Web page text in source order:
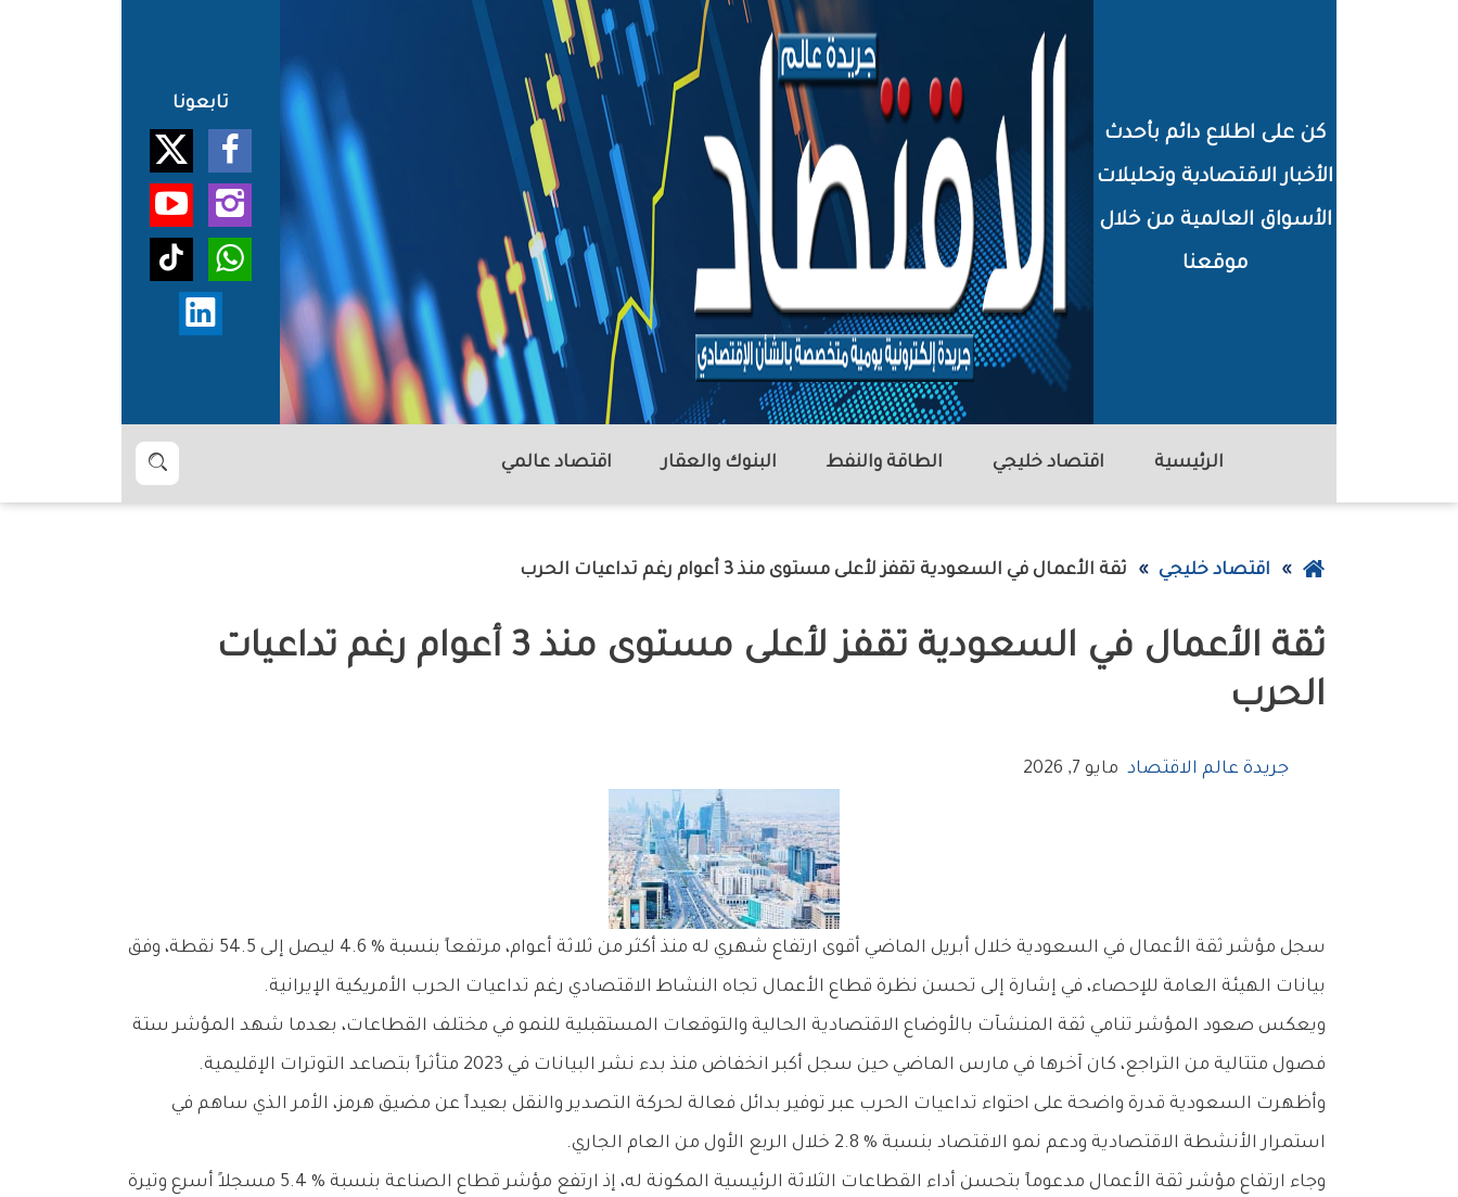
كن على اطلاع دائم بأحدث
الأخبار الاقتصادية وتحليلات
الأسواق العالمية من خلال
موقعنا
تابعونا
الرئيسية اقتصاد خليجي الطاقة والنفط البنوك والعقار اقتصاد عالمي بحث
عودة
الصفحة
الرئيسية
اقتصاد خليجي ثقة‭ ‬الأعمال‭ ‬في‭ ‬السعودية‭ ‬تقفز‭ ‬لأعلى‭ ‬مستوى‭ ‬منذ‭ ‬3‭ ‬أعوام‭ ‬رغم‭ ‬تداعيات‭ ‬الحرب
‬الحرب
جريدة عالم الاقتصاد مايو 7, 2026
‬بيانات‭ ‬الهيئة‭ ‬العامة‭ ‬للإحصاء،‭ ‬في‭ ‬إشارة‭ ‬إلى‭ ‬تحسن‭ ‬نظرة‭ ‬قطاع‭ ‬الأعمال‭ ‬تجاه‭ ‬النشاط‭ ‬الاقتصادي‭ ‬رغم‭ ‬تداعيات‭ ‬الحرب‭ ‬الأمريكية‭ ‬الإيرانية‭.‬
‬فصول‭ ‬متتالية‭ ‬من‭ ‬التراجع،‭ ‬كان‭ ‬آخرها‭ ‬في‭ ‬مارس‭ ‬الماضي‭ ‬حين‭ ‬سجل‭ ‬أكبر‭ ‬انخفاض‭ ‬منذ‭ ‬بدء‭ ‬نشر‭ ‬البيانات‭ ‬في‭ ‬2023‭ ‬متأثراً‭ ‬بتصاعد‭ ‬التوترات‭ ‬الإقليمية‭.‬
‬استمرار‭ ‬الأنشطة‭ ‬الاقتصادية‭ ‬ودعم‭ ‬نمو‭ ‬الاقتصاد‭ ‬بنسبة‭ ‬2‭.‬8‭ % ‬خلال‭ ‬الربع‭ ‬الأول‭ ‬من‭ ‬العام‭ ‬الجاري‭.‬